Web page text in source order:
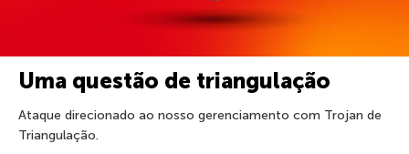
Uma questão de triangulação
Ataque direcionado ao nosso gerenciamento com Trojan de
Triangulação.